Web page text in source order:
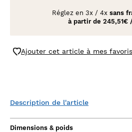
Réglez en 3x / 4x sans
à partir de 245,51€
Ajouter cet article à mes favoris
Description de l'article
Dimensions & poids